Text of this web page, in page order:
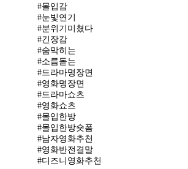
#몰입감
#눈빛연기
#분위기미쳤다
#긴장감
#숨막히는
#소름돋는
#드라마명장면
#영화명장면
#드라마쇼츠
#영화쇼츠
#몰입한방
#몰입한방숏폼
#남자영화추천
#영화반전결말
#디즈니영화추천